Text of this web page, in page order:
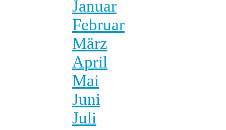
Januar
Februar
März
April
Mai
Juni
Juli